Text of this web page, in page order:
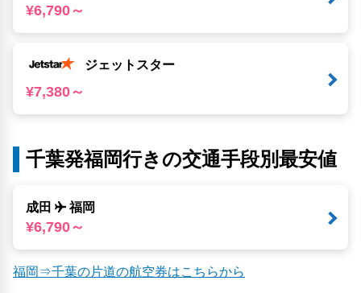
¥6,790～
ジェットスター
¥7,380～
千葉発福岡行きの交通手段別最安値
成田 福岡
¥6,790～
福岡⇒千葉の片道の航空券はこちらから